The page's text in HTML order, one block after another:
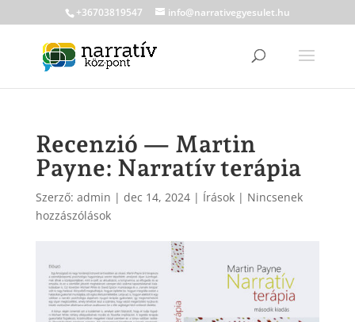
+36703819547 info@narrativegyesulet.hu
Recenzió — Martin
Payne: Narratív terápia
Szerző: admin | dec 14, 2024| Írások| Nincsenek
hozzászólások